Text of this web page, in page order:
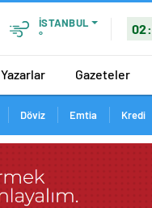
İSTANBUL
°
Yazarlar Gazeteler
Döviz Emtia Kredi